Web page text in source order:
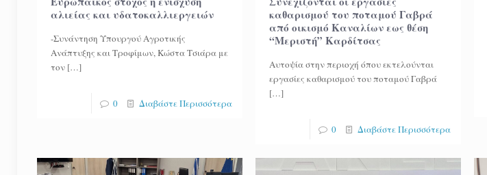
αλιείας και υδατοκαλλιεργειών
-Συνάντηση Υπουργού Αγροτικής
Ανάπτυξης και Τροφίμων, Κώστα Τσιάρα με
τον […]
0 Διαβάστε Περισσότερα
καθαρισμού του ποταμού Γαβρά
από οικισμό Καναλίων εως θέση
“Μεριστή” Καρδίτσας
Αυτοψία στην περιοχή όπου εκτελούνται
εργασίες καθαρισμού του ποταμού Γαβρά
[…]
0 Διαβάστε Περισσότερα